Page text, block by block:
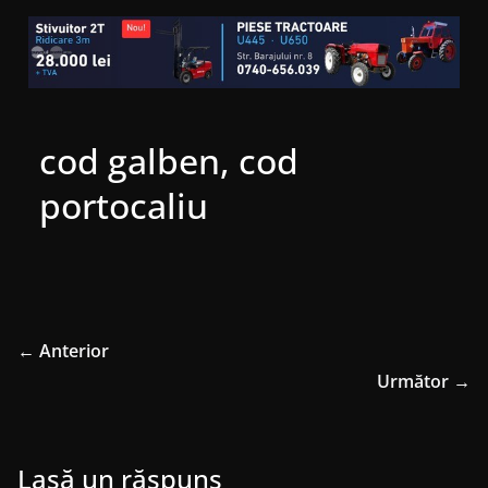
cod galben, cod
portocaliu
← Anterior
Următor →
Lasă un răspuns